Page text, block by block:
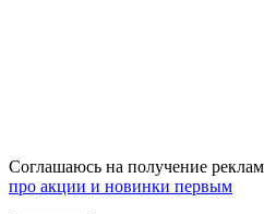
Соглашаюсь на получение
про акции и новинки первым